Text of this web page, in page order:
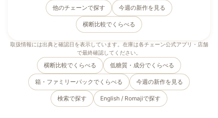
他のチェーンで探す 今週の新作を見る
横断比較でくらべる
取扱情報には出典と確認日を表示しています。在庫は各チェーン公式アプリ・店舗
で最終確認してください。
横断比較でくらべる 低糖質・成分でくらべる
箱・ファミリーパックでくらべる 今週の新作を見る
検索で探す English / Romajiで探す